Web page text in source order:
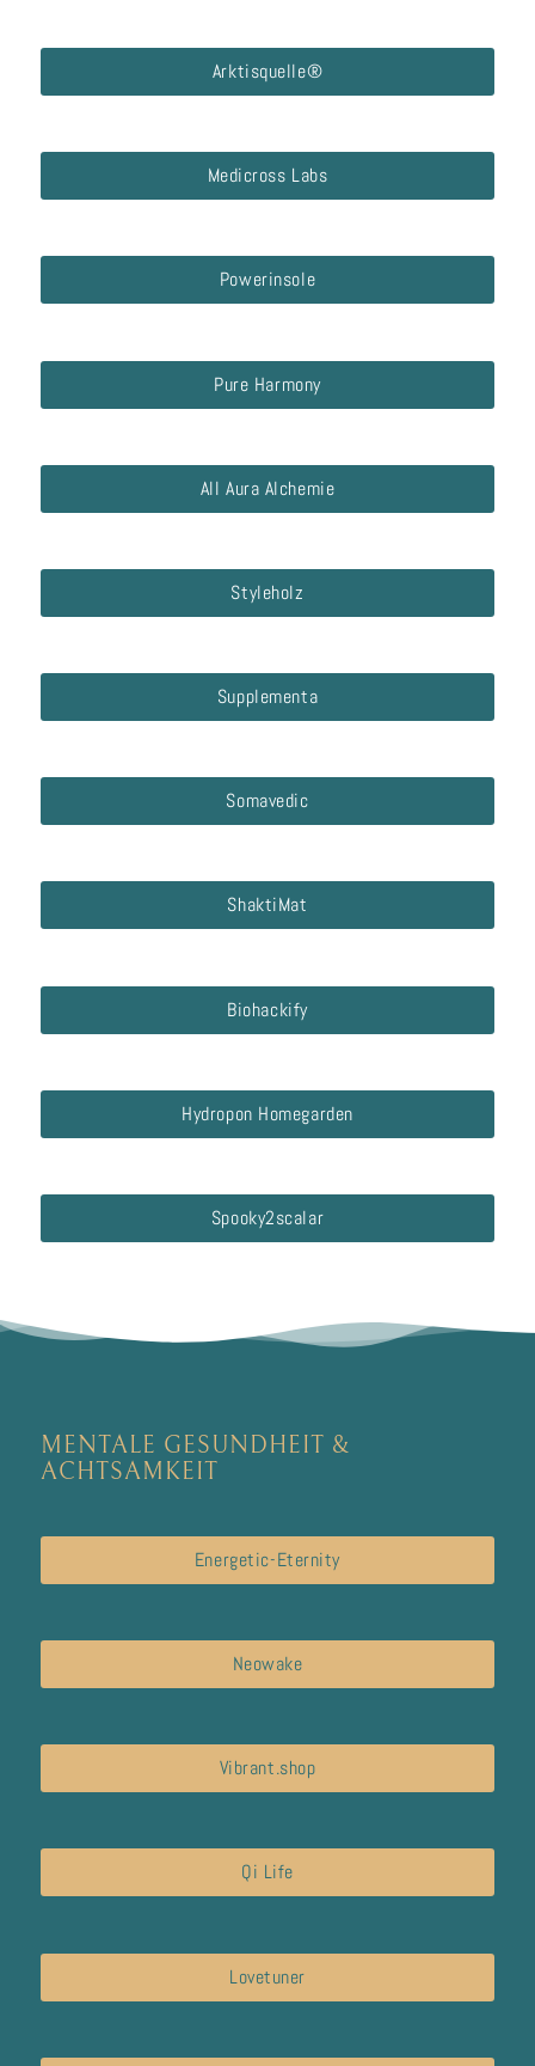
Arktisquelle®
Medicross Labs
Powerinsole
Pure Harmony
All Aura Alchemie
Styleholz
Supplementa
Somavedic
ShaktiMat
Biohackify
Hydropon Homegarden
Spooky2scalar
MENTALE GESUNDHEIT &
ACHTSAMKEIT
Energetic-Eternity
Neowake
Vibrant.shop
Qi Life
Lovetuner